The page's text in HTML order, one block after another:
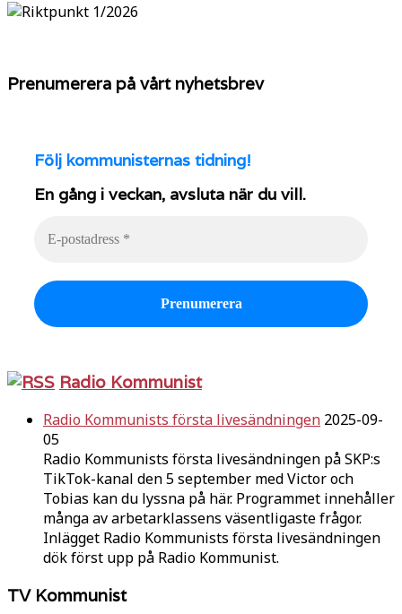
Prenumerera på vårt nyhetsbrev
Följ kommunisternas tidning!
En gång i veckan, avsluta när du vill.
Radio Kommunist
Radio Kommunists första livesändningen 2025-09-
05
Radio Kommunists första livesändningen på SKP:s
TikTok-kanal den 5 september med Victor och
Tobias kan du lyssna på här. Programmet innehåller
många av arbetarklassens väsentligaste frågor.
Inlägget Radio Kommunists första livesändningen
dök först upp på Radio Kommunist.
TV Kommunist